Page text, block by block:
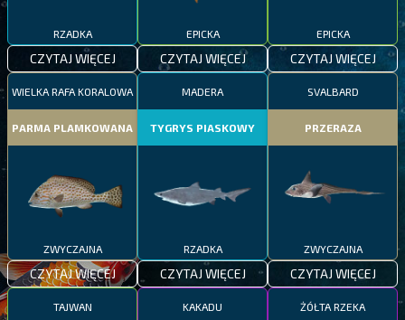
RZADKA
CZYTAJ WIĘCEJ
EPICKA
CZYTAJ WIĘCEJ
EPICKA
CZYTAJ WIĘCEJ
WIELKA RAFA KORALOWA
PARMA PLAMKOWANA
ZWYCZAJNA
CZYTAJ WIĘCEJ
MADERA
TYGRYS PIASKOWY
RZADKA
CZYTAJ WIĘCEJ
SVALBARD
PRZERAZA
ZWYCZAJNA
CZYTAJ WIĘCEJ
TAJWAN KAKADU ŻÓŁTA RZEKA